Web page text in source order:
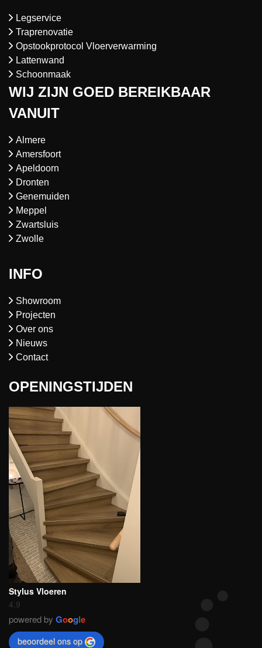
Legservice
Traprenovatie
Opstookprotocol Vloerverwarming
Lattenwand
Schoonmaak
WIJ ZIJN GOED BEREIKBAAR
VANUIT
Almere
Amersfoort
Apeldoorn
Dronten
Genemuiden
Meppel
Zwartsluis
Zwolle
INFO
Showroom
Projecten
Over ons
Nieuws
Contact
OPENINGSTIJDEN
Stylus Vloeren
4.9
powered by Google
beoordeel ons op